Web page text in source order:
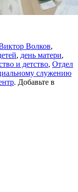
Волков,
, день матери,
и детство, Отдел
служению
. Добавьте в